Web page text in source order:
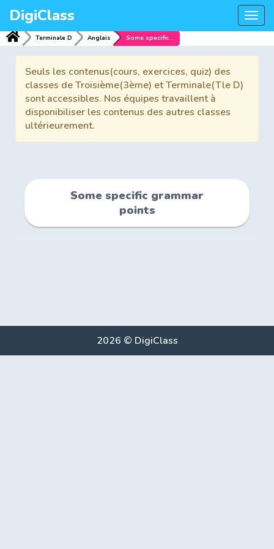
DigiClass
Terminale D Anglais Some specific grammar points
Seuls les contenus(cours, exercices, quiz) des
classes de Troisième(3ème) et Terminale(Tle D)
sont accessibles. Nos équipes travaillent à
disponibiliser les contenus des autres classes
ultérieurement.
Some specific grammar
points
2026 © DigiClass